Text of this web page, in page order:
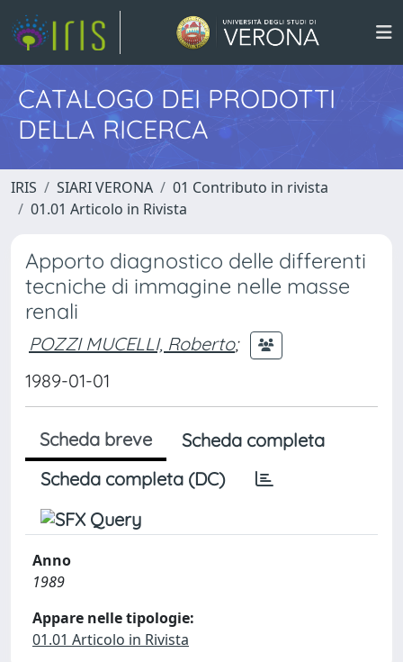
CATALOGO DEI PRODOTTI
DELLA RICERCA
IRIS SIARI VERONA
01 Contributo in rivista
01.01 Articolo in Rivista
Apporto diagnostico delle differenti
tecniche di immagine nelle masse
renali
POZZI MUCELLI, Roberto;
1989-01-01
Scheda breve
Scheda completa
Scheda completa (DC)
Anno
1989
Appare nelle tipologie:
01.01 Articolo in Rivista